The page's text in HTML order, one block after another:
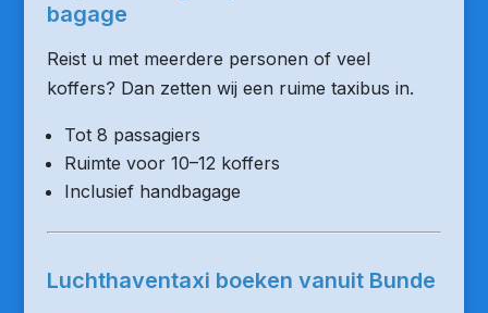
bagage
Reist u met meerdere personen of veel
koffers? Dan zetten wij een ruime taxibus in.
Tot 8 passagiers
Ruimte voor 10–12 koffers
Inclusief handbagage
Luchthaventaxi boeken vanuit Bunde